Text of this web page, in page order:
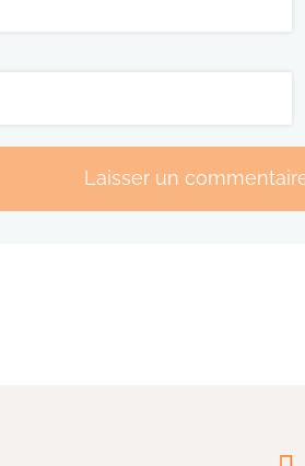
Laisser un